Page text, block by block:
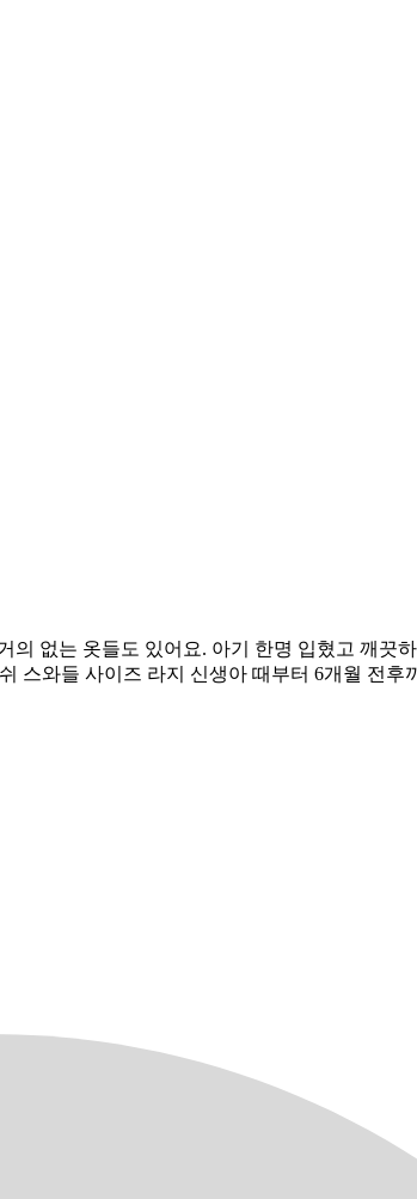
없는 옷들도 있어요. 아기 한명 입혔고 깨끗
스와들 사이즈 라지 신생아 때부터 6개월 전후